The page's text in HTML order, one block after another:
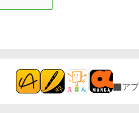
ア